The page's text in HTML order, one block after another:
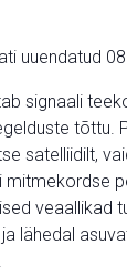
uuendatud
signaali
tõttu.
satelliidilt,
mitmekordse
veaallikad
lähedal